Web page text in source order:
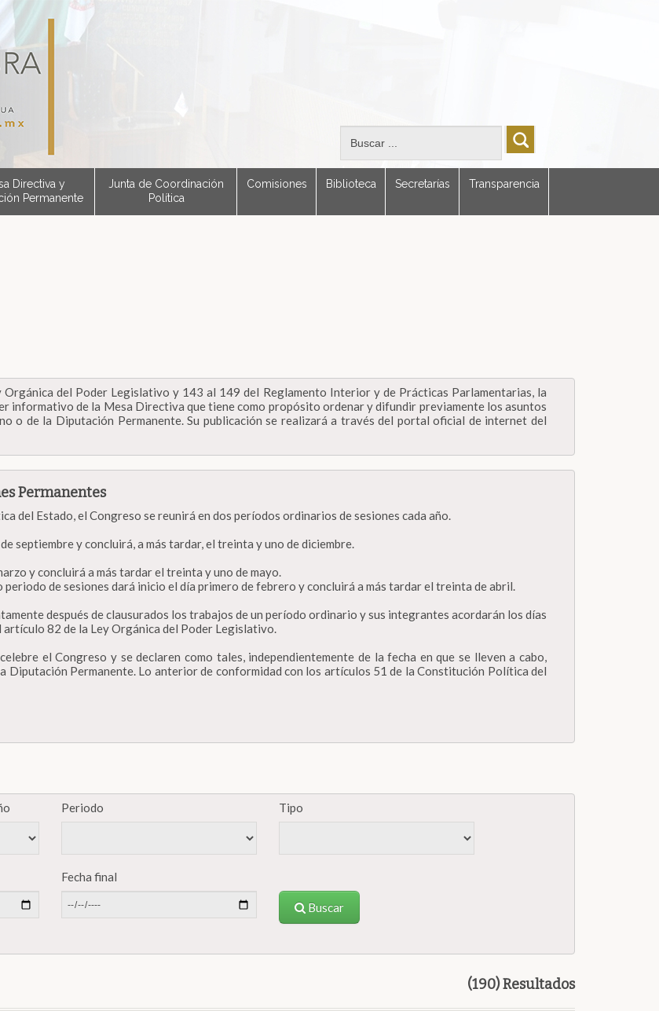
Directiva y
Permanente
Junta de Coordinación
Política
Comisiones Biblioteca Secretarías Transparencia
del Poder Legislativo y 143 al 149 del Reglamento Interior y de Prácticas Parlamentarias, la
informativo de la Mesa Directiva que tiene como propósito ordenar y difundir previamente los asuntos
o de la Diputación Permanente. Su publicación se realizará a través del portal oficial de internet del
Permanentes
del Estado, el Congreso se reunirá en dos períodos ordinarios de sesiones cada año.
septiembre y concluirá, a más tardar, el treinta y uno de diciembre.
y concluirá a más tardar el treinta y uno de mayo.
periodo de sesiones dará inicio el día primero de febrero y concluirá a más tardar el treinta de abril.
después de clausurados los trabajos de un período ordinario y sus integrantes acordarán los días
artículo 82 de la Ley Orgánica del Poder Legislativo.
el Congreso y se declaren como tales, independientemente de la fecha en que se lleven a cabo,
Diputación Permanente. Lo anterior de conformidad con los artículos 51 de la Constitución Política del
Periodo Tipo
Fecha final
Buscar
(190) Resultados